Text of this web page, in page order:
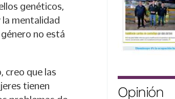
genéticos,
la mentalidad
no está
creo que las
tienen
Opinión